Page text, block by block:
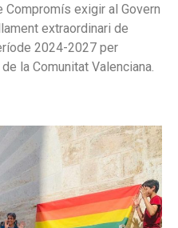
Compromís exigir al Govern
extraordinari de
2024-2027 per
la Comunitat Valenciana.